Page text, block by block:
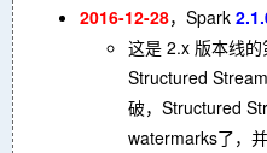
2016-12-28，Spark
这是 2.x 版本线
Structured
破，Structured
watermarks了，